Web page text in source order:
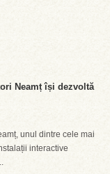
Neamț își dezvoltă
unul dintre cele mai
interactive